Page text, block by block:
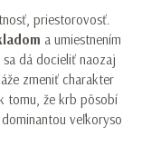
priestorovosť.
a umiestnením
dá docieliť naozaj
zmeniť charakter
tomu, že krb pôsobí
veľkoryso